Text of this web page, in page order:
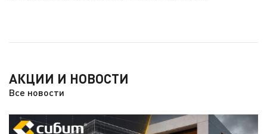
АКЦИИ И НОВОСТИ
Все новости